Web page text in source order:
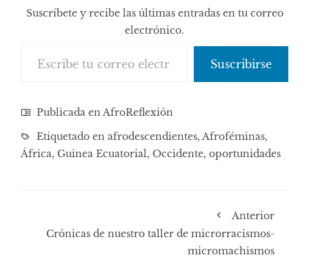
Suscríbete y recibe las últimas entradas en tu correo
electrónico.
Suscribirse
Publicada enAfroReflexión
Etiquetado en afrodescendientes, Afroféminas,
África, Guinea Ecuatorial, Occidente, oportunidades
Anterior
Crónicas de nuestro taller de microrracismos-
micromachismos